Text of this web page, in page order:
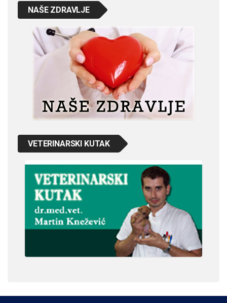
NAŠE ZDRAVLJE
VETERINARSKI KUTAK